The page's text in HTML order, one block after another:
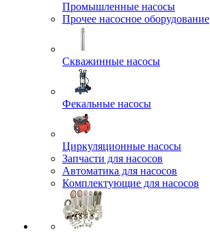
Промышленные насосы
Прочее насосное оборудование
Скважинные насосы
Фекальные насосы
Циркуляционные насосы
Запчасти для насосов
Автоматика для насосов
Комплектующие для насосов